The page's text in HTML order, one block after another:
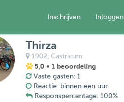
Inschrijven Inloggen
Thirza
1902,Castricum
5,0 • 1 beoordeling
Vaste gasten: 1
Reactie: binnen een uur
Responspercentage: 100%